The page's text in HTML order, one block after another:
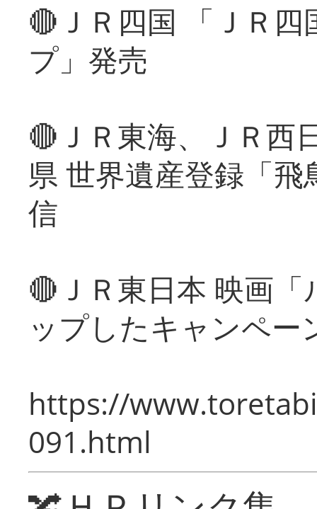
🔴ＪＲ四国 「ＪＲ
プ」発売
🔴ＪＲ東海、ＪＲ西
県 世界遺産登録「
信
🔴ＪＲ東日本 映画
ップしたキャンペー
https://
091.html